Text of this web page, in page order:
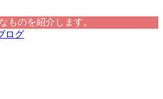
ものを紹介します。
ログ